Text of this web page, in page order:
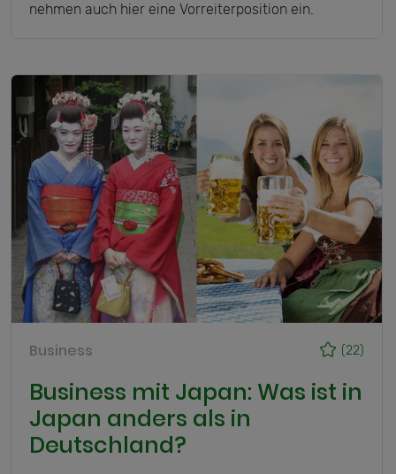
nehmen auch hier eine Vorreiterposition ein.
(22)
Business
Business mit Japan: Was ist in
Japan anders als in
Deutschland?